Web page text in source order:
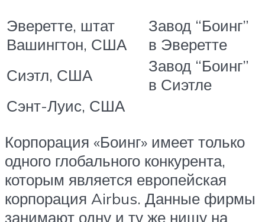
Эверетте, штат
Вашингтон, США
Завод “Боинг”
в Эверетте
Сиэтл, США
Завод “Боинг”
в Сиэтле
Сэнт-Луис, США
Корпорация «Боинг» имеет только
одного глобального конкурента,
которым является европейская
корпорация Airbus. Данные фирмы
занимают одну и ту же нишу на